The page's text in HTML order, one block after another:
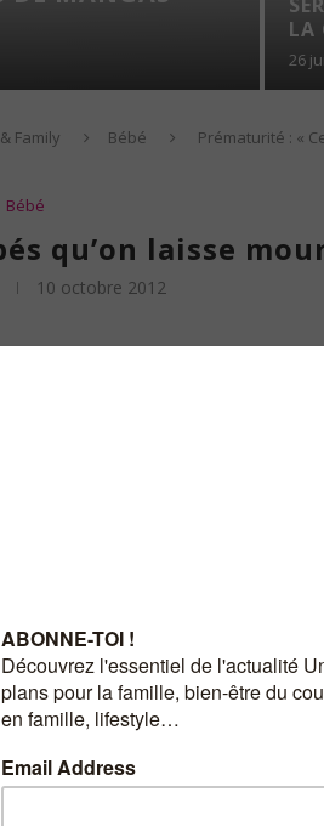
LA
26
Family Bébé Prématurité : «
Bébé
qu’on laisse
10 octobre 2012
prolonger. Tirée prématurément de mon lit
avant que mon obstacle d’amour ne se
(ou à ma formation, devrais-je dire, car je
pour rejoindre mon RER que j’attrape
dont les parisiens ont la chance de
sur un article qui a tout de suite attiré
laisser indifférente ! J’ai donc parcouru les
prématurés.